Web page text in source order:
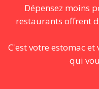
Dépensez moins
restaurants offrent
C'est votre estomac
qui